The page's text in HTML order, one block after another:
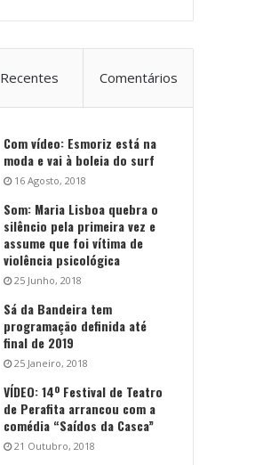
Recentes Comentários
Com vídeo: Esmoriz está na
moda e vai à boleia do surf
16 Agosto, 2018
Som: Maria Lisboa quebra o
silêncio pela primeira vez e
assume que foi vítima de
violência psicológica
25 Junho, 2018
Sá da Bandeira tem
programação definida até
final de 2019
25 Janeiro, 2018
VÍDEO: 14º Festival de Teatro
de Perafita arrancou com a
comédia “Saídos da Casca”
21 Outubro, 2018